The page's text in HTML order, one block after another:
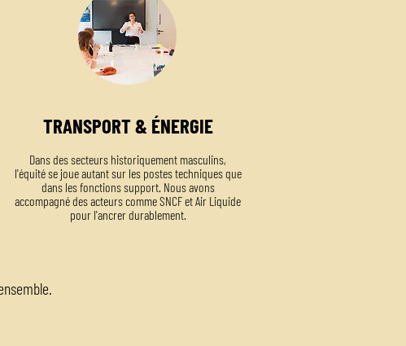
TRANSPORT & ÉNERGIE
Dans des secteurs historiquement masculins,
l'équité se joue autant sur les postes techniques que
dans les fonctions support. Nous avons
accompagné des acteurs comme SNCF et Air Liquide
pour l'ancrer durablement.